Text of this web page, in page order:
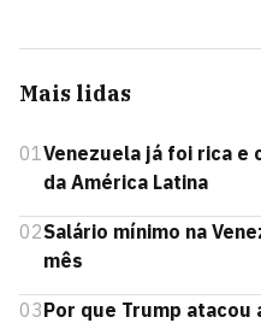
Mais lidas
01Venezuela já foi rica e
da América Latina
02Salário mínimo na
mês
03Por que Trump atacou